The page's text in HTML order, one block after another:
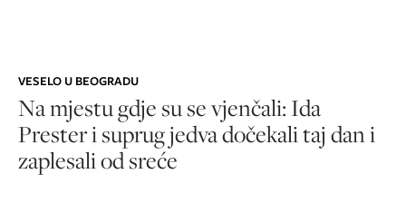
VESELO U BEOGRADU
Na mjestu gdje su se vjenčali: Ida
Prester i suprug jedva dočekali taj dan i
zaplesali od sreće